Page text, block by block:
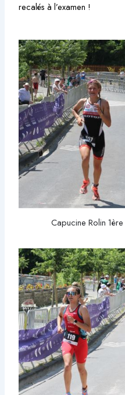
recalés à l’examen !
Capucine Rolin